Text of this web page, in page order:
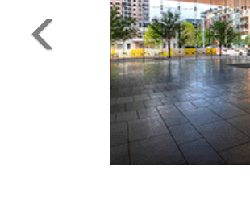
3rd and Coloradoo
Austin, TX,2014